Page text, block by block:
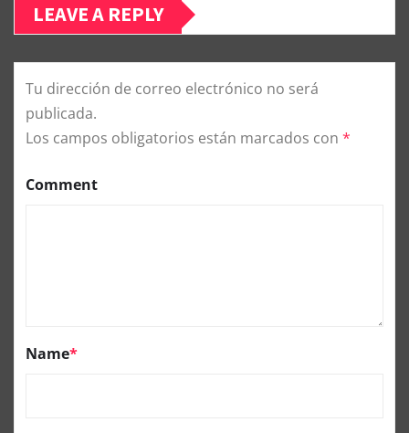
LEAVE A REPLY
Tu dirección de correo electrónico no será
publicada.
Los campos obligatorios están marcados con *
Comment
Name*